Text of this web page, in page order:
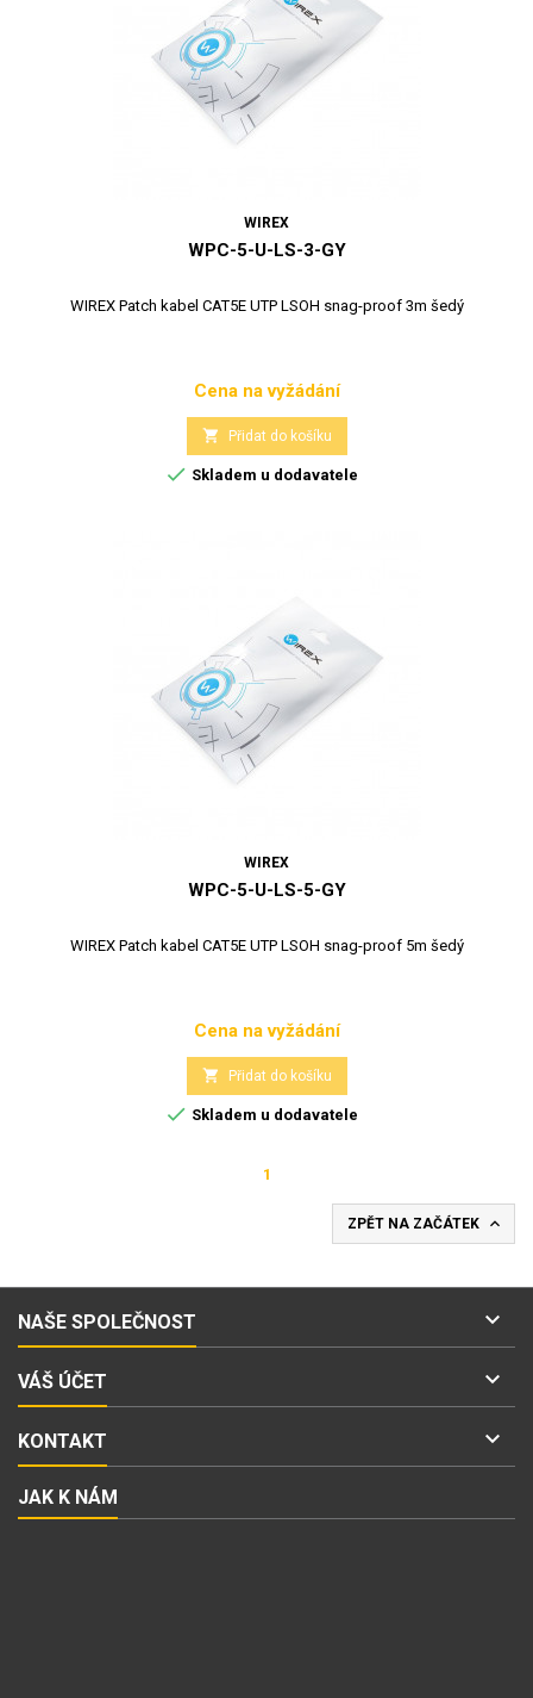
WIREX
WPC-5-U-LS-3-GY
WIREX Patch kabel CAT5E UTP LSOH snag-proof 3m šedý
Cena
Cena na vyžádání
 Přidat do košíku
 Skladem u dodavatele
WIREX
WPC-5-U-LS-5-GY
WIREX Patch kabel CAT5E UTP LSOH snag-proof 5m šedý
Cena
Cena na vyžádání
 Přidat do košíku
 Skladem u dodavatele
1
ZPĚT NA ZAČÁTEK 
NAŠE SPOLEČNOST 
VÁŠ ÚČET 
KONTAKT 
JAK K NÁM